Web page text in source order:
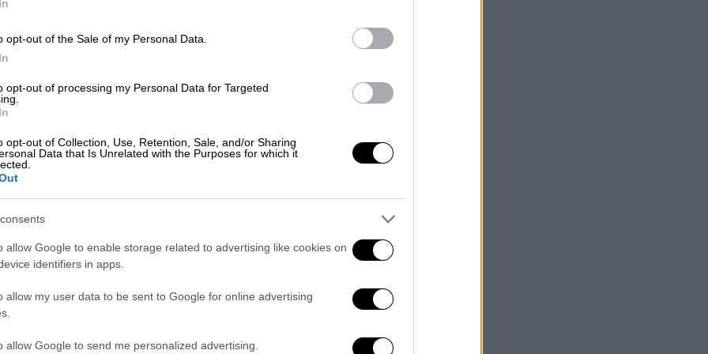
opt-out of the Sale of my Personal Data.
opt-out of processing my Personal Data for Targeted
opt-out of Collection, Use, Retention, Sale, and/or Sharing
Data that Is Unrelated with the Purposes for which it
allow Google to enable storage related to advertising like cookies on
identifiers in apps.
allow my user data to be sent to Google for online advertising
allow Google to send me personalized advertising.
Σινεμά|16.03.2026 22:00
την κατάκτηση του βραβείου
Ο ηθοποιός μάλιστα μοίρασε
Lifestyle |16.03.2026 12:34
βέρα στη σκηνή των Όσκαρ η
της με τον Τομ Χόλαντ